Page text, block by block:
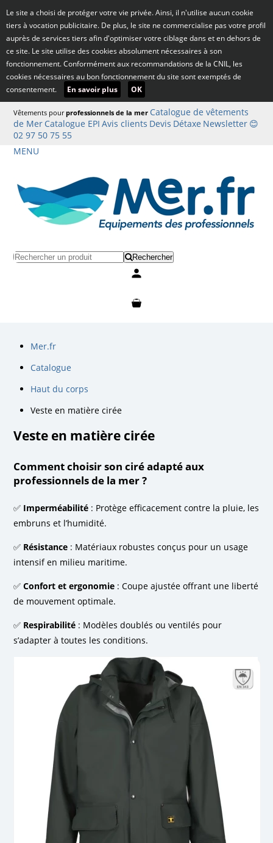
Le site a choisi de protéger votre vie privée. Ainsi, il n'utilise aucun cookie
tiers à vocation publicitaire. De plus, le site ne commercialise pas votre profil
auprès de services tiers afin d'optimiser votre ciblage dans et en dehors de
ce site. Le site utilise des cookies absolument nécessaires à son
fonctionnement. Conformément aux recommandations de la CNIL, les
cookies nécessaires au bon fonctionnement du site sont exemptés de
consentement.
En savoir plus OK
Vêtements pourprofessionnels de la mer Catalogue de vêtements
de Mer Catalogue EPI Avis clients Devis Détaxe Newsletter 😊
02 97 50 75 55
MENU
Rechercher
Mer.fr
Catalogue
Haut du corps
Veste en matière cirée
Veste en matière cirée
Comment choisir son ciré adapté aux
professionnels de la mer ?
✅ Imperméabilité : Protège efficacement contre la pluie, les
embruns et l’humidité.
✅ Résistance : Matériaux robustes conçus pour un usage
intensif en milieu maritime.
✅Confort et ergonomie : Coupe ajustée offrant une liberté
de mouvement optimale.
✅ Respirabilité : Modèles doublés ou ventilés pour
s’adapter à toutes les conditions.